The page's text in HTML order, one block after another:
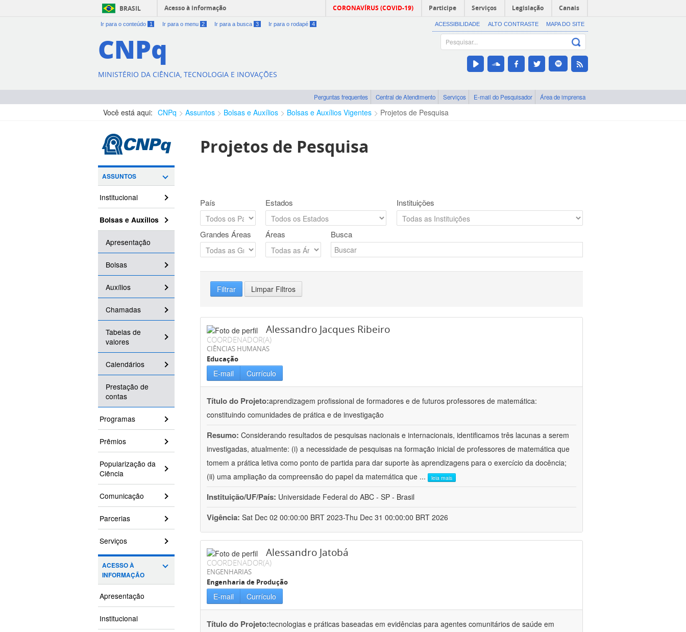
BRASIL Acesso à informação CORONAVÍRUS (COVID-19) Participe Serviços Legislação Canais
Ir para o conteúdo 1 Ir para o menu 2 Ir para a busca 3 Ir para o rodapé 4 ACESSIBILIDADE ALTO CONTRASTE MAPA DO SITE
CNPq
MINISTÉRIO DA CIÊNCIA, TECNOLOGIA E INOVAÇÕES
Perguntas frequentes Central de Atendimento Serviços E-mail do Pesquisador Área de imprensa
Você está aqui: CNPq Assuntos Bolsas e Auxílios Bolsas e Auxílios Vigentes Projetos de Pesquisa
ASSUNTOS
Institucional
Bolsas e Auxílios
Apresentação
Bolsas
Auxílios
Chamadas
Tabelas de
valores
Calendários
Prestação de
contas
Programas
Prêmios
Popularização da
Ciência
Comunicação
Parcerias
Serviços
ACESSO À
INFORMAÇÃO
Apresentação
Institucional
Projetos de Pesquisa
País Estados Instituições
Grandes Áreas Áreas Busca
Filtrar Limpar Filtros
Alessandro Jacques Ribeiro
COORDENADOR(A)
CIÊNCIAS HUMANAS
Educação
E-mail Currículo
Título do Projeto:aprendizagem profissional de formadores e de futuros professores de matemática:
constituindo comunidades de prática e de investigação
Resumo: Considerando resultados de pesquisas nacionais e internacionais, identificamos três lacunas a serem
investigadas, atualmente: (i) a necessidade de pesquisas na formação inicial de professores de matemática que
tomem a prática letiva como ponto de partida para dar suporte às aprendizagens para o exercício da docência;
(ii) uma ampliação da compreensão do papel da matemática que ... leia mais
Instituição/UF/País: Universidade Federal do ABC - SP - Brasil
Vigência: Sat Dec 02 00:00:00 BRT 2023-Thu Dec 31 00:00:00 BRT 2026
Alessandro Jatobá
COORDENADOR(A)
ENGENHARIAS
Engenharia de Produção
E-mail Currículo
Título do Projeto:tecnologias e práticas baseadas em evidências para agentes comunitários de saúde em